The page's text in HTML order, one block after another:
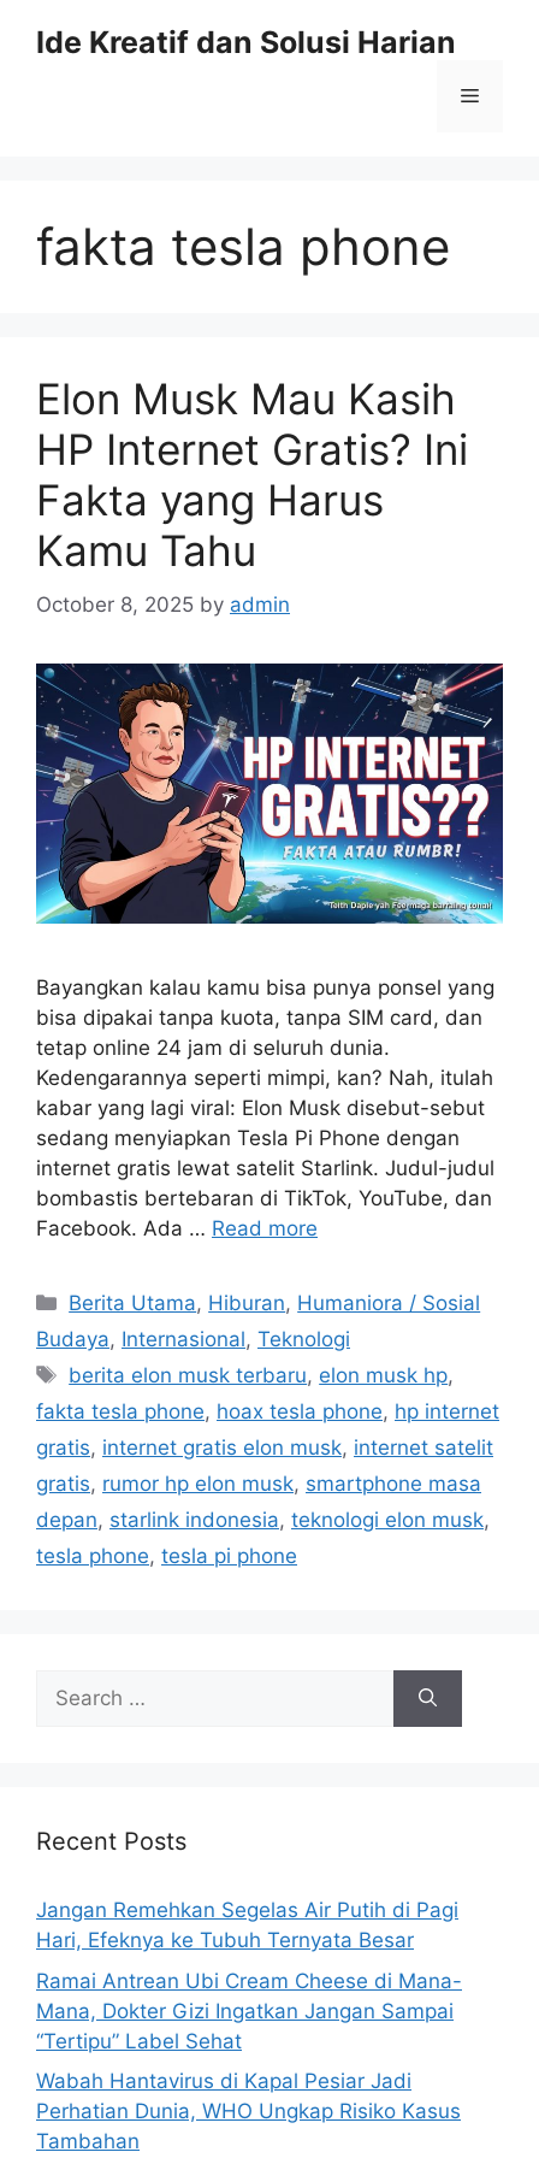
Ide Kreatif dan Solusi Harian
Menu
fakta tesla phone
Elon Musk Mau Kasih
HP Internet Gratis? Ini
Fakta yang Harus
Kamu Tahu
October 8, 2025 by admin
Bayangkan kalau kamu bisa punya ponsel yang
bisa dipakai tanpa kuota, tanpa SIM card, dan
tetap online 24 jam di seluruh dunia.
Kedengarannya seperti mimpi, kan? Nah, itulah
kabar yang lagi viral: Elon Musk disebut-sebut
sedang menyiapkan Tesla Pi Phone dengan
internet gratis lewat satelit Starlink. Judul-judul
bombastis bertebaran di TikTok, YouTube, dan
Facebook. Ada … Read more
C
a
e
g
o
r
i
s
Berita Utama, Hiburan, Humaniora / Sosial
Budaya, Internasional, Teknologi
T
a
s
berita elon musk terbaru, elon musk hp,
fakta tesla phone, hoax tesla phone, hp internet
gratis, internet gratis elon musk, internet satelit
gratis, rumor hp elon musk, smartphone masa
depan, starlink indonesia, teknologi elon musk,
tesla phone, tesla pi phone
h
r
:
Recent Posts
Jangan Remehkan Segelas Air Putih di Pagi
Hari, Efeknya ke Tubuh Ternyata Besar
Ramai Antrean Ubi Cream Cheese di Mana-
Mana, Dokter Gizi Ingatkan Jangan Sampai
“Tertipu” Label Sehat
Wabah Hantavirus di Kapal Pesiar Jadi
Perhatian Dunia, WHO Ungkap Risiko Kasus
Tambahan